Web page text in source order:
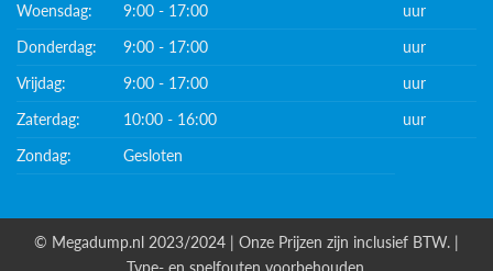
Woensdag:
9:00 - 17:00
uur
Donderdag:
9:00 - 17:00
uur
Vrijdag:
9:00 - 17:00
uur
Zaterdag:
10:00 - 16:00
uur
Zondag:
Gesloten
© Megadump.nl 2023/2024 | Onze Prijzen zijn inclusief BTW. |